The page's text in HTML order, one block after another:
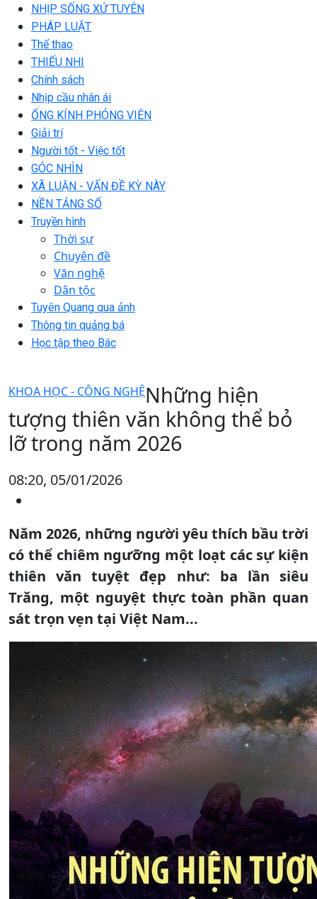
NHỊP SỐNG XỨ TUYÊN
PHÁP LUẬT
Thể thao
THIẾU NHI
Chính sách
Nhịp cầu nhân ái
ỐNG KÍNH PHÓNG VIÊN
Giải trí
Người tốt - Việc tốt
GÓC NHÌN
XÃ LUẬN - VẤN ĐỀ KỲ NÀY
NỀN TẢNG SỐ
Truyền hình
Thời sự
Chuyên đề
Văn nghệ
Dân tộc
Tuyên Quang qua ảnh
Thông tin quảng bá
Học tập theo Bác
KHOA HỌC - CÔNG NGHỆNhững hiện
tượng thiên văn không thể bỏ
lỡ trong năm 2026
08:20, 05/01/2026
Năm 2026, những người yêu thích bầu trời
có thể chiêm ngưỡng một loạt các sự kiện
thiên văn tuyệt đẹp như: ba lần siêu
Trăng, một nguyệt thực toàn phần quan
sát trọn vẹn tại Việt Nam...